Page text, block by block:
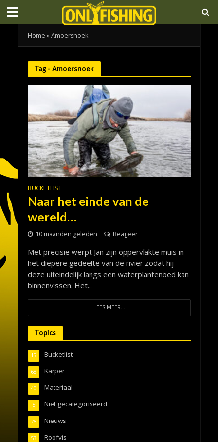
Home »Amoersnoek
Tag - Amoersnoek
BUCKETLIST
Naar het einde van de
wereld…
10 maanden geleden Reageer
Met precisie werpt Jan zijn oppervlakte muis in
het diepere gedeelte van de rivier zodat hij
deze uiteindelijk langs een waterplantenbed kan
binnenvissen. Het...
LEES MEER...
Topics
Bucketlist
17
Karper
68
Materiaal
40
Niet gecategoriseerd
5
Nieuws
75
Roofvis
53